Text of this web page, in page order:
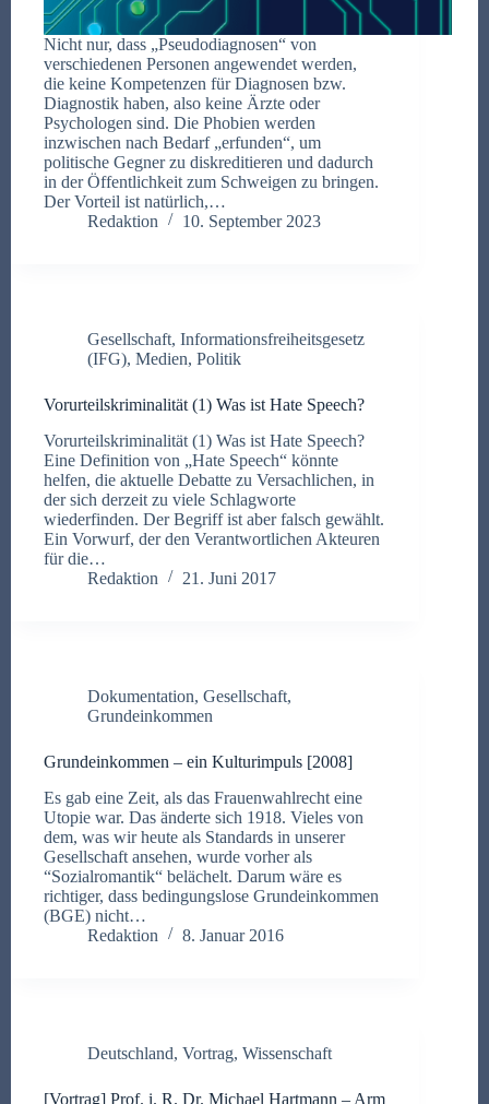
Nicht nur, dass „Pseudodiagnosen“ von
verschiedenen Personen angewendet werden,
die keine Kompetenzen für Diagnosen bzw.
Diagnostik haben, also keine Ärzte oder
Psychologen sind. Die Phobien werden
inzwischen nach Bedarf „erfunden“, um
politische Gegner zu diskreditieren und dadurch
in der Öffentlichkeit zum Schweigen zu bringen.
Der Vorteil ist natürlich,…
Redaktion
10. September 2023
Gesellschaft, Informationsfreiheitsgesetz
(IFG), Medien, Politik
Vorurteilskriminalität (1) Was ist Hate Speech?
Vorurteilskriminalität (1) Was ist Hate Speech?
Eine Definition von „Hate Speech“ könnte
helfen, die aktuelle Debatte zu Versachlichen, in
der sich derzeit zu viele Schlagworte
wiederfinden. Der Begriff ist aber falsch gewählt.
Ein Vorwurf, der den Verantwortlichen Akteuren
für die…
Redaktion
21. Juni 2017
Dokumentation, Gesellschaft,
Grundeinkommen
Grundeinkommen – ein Kulturimpuls [2008]
Es gab eine Zeit, als das Frauenwahlrecht eine
Utopie war. Das änderte sich 1918. Vieles von
dem, was wir heute als Standards in unserer
Gesellschaft ansehen, wurde vorher als
“Sozialromantik“ belächelt. Darum wäre es
richtiger, dass bedingungslose Grundeinkommen
(BGE) nicht…
Redaktion
8. Januar 2016
Deutschland, Vortrag, Wissenschaft
[Vortrag] Prof. i. R. Dr. Michael Hartmann – Arm